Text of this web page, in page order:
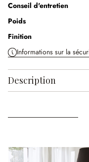
Conseil d'entretien
Poids
Finition
Informations sur la
Description